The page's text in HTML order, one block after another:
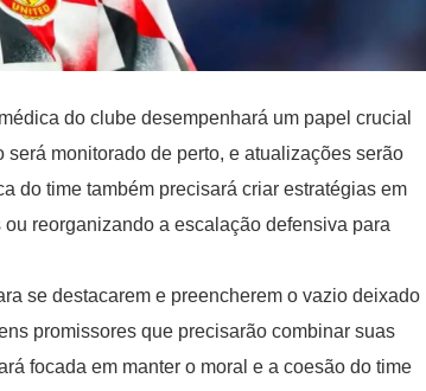
do clube desempenhará um papel crucial
monitorado de perto, e atualizações serão
do time também precisará criar estratégias em
reorganizando a escalação defensiva para
se destacarem e preencherem o vazio deixado
promissores que precisarão combinar suas
focada em manter o moral e a coesão do time